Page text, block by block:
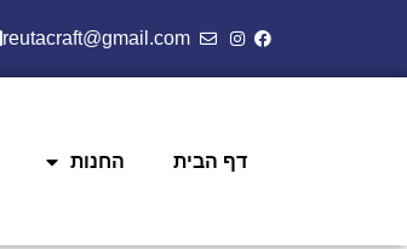
reutacraft@gmail.com
דף הבית החנות